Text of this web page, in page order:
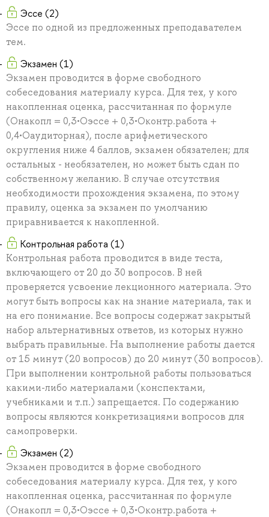
Эссе (2)
Эссе по одной из предложенных преподавателем
тем.
Экзамен (1)
Экзамен проводится в форме свободного
собеседования материалу курса. Для тех, у кого
накопленная оценка, рассчитанная по формуле
(Онакопл = 0,3•Оэссе + 0,3•Оконтр.работа +
0,4•Оаудиторная), после арифметического
округления ниже 4 баллов, экзамен обязателен; для
остальных - необязателен, но может быть сдан по
собственному желанию. В случае отсутствия
необходимости прохождения экзамена, по этому
правилу, оценка за экзамен по умолчанию
приравнивается к накопленной.
Контрольная работа (1)
Контрольная работа проводится в виде теста,
включающего от 20 до 30 вопросов. В ней
проверяется усвоение лекционного материала. Это
могут быть вопросы как на знание материала, так и
на его понимание. Все вопросы содержат закрытый
набор альтернативных ответов, из которых нужно
выбрать правильные. На выполнение работы дается
от 15 минут (20 вопросов) до 20 минут (30 вопросов).
При выполнении контрольной работы пользоваться
какими-либо материалами (конспектами,
учебниками и т.п.) запрещается. По содержанию
вопросы являются конкретизациями вопросов для
самопроверки.
Экзамен (2)
Экзамен проводится в форме свободного
собеседования материалу курса. Для тех, у кого
накопленная оценка, рассчитанная по формуле
(Онакопл = 0,3•Оэссе + 0,3•Оконтр.работа +